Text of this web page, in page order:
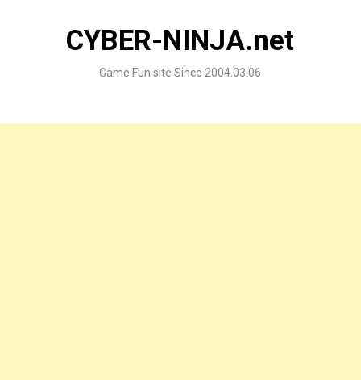
CYBER-NINJA.net
Game Fun site Since 2004.03.06